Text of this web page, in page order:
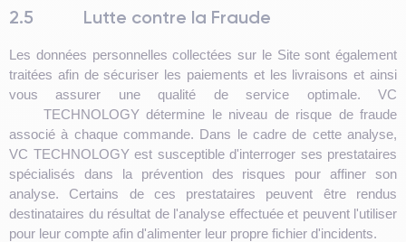
2.5 Lutte contre la Fraude
Les données personnelles collectées sur le Site sont également
traitées afin de sécuriser les paiements et les livraisons et ainsi
vous assurer une qualité de service optimale. VC
TECHNOLOGY détermine le niveau de risque de fraude
associé à chaque commande. Dans le cadre de cette analyse,
VC TECHNOLOGY est susceptible d'interroger ses prestataires
spécialisés dans la prévention des risques pour affiner son
analyse. Certains de ces prestataires peuvent être rendus
destinataires du résultat de l'analyse effectuée et peuvent l'utiliser
pour leur compte afin d'alimenter leur propre fichier d'incidents.